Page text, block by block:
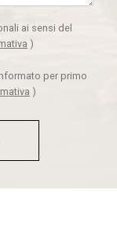
ai sensi del
)
per primo
)